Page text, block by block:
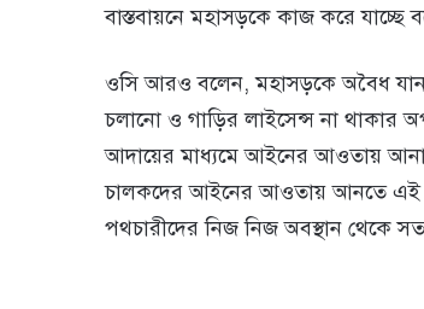
বাস্তবায়নে মহাসড়কে কাজ করে যাচ্ছে
ওসি আরও বলেন, মহাসড়কে অবৈধ
চলানো ও গাড়ির লাইসেন্স না থাকার
আদায়ের মাধ্যমে আইনের আওতায় আনার
চালকদের আইনের আওতায় আনতে এই
পথচারীদের নিজ নিজ অবস্থান থেকে